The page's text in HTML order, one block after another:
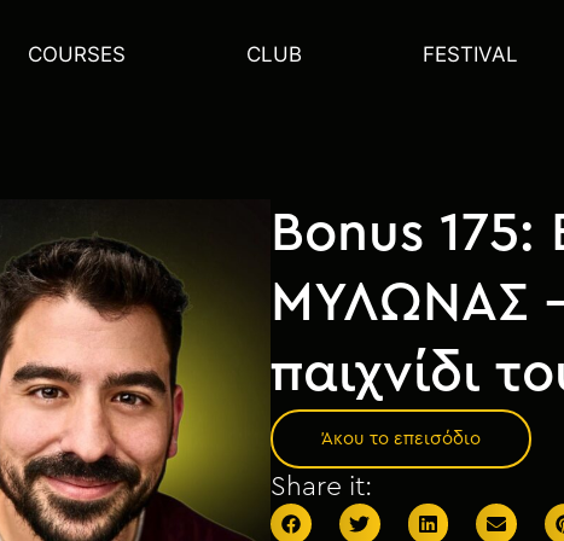
COURSES CLUB FESTIVAL
Bonus
ΜΥΛΩΝΑΣ
παιχνίδι
Άκου το επεισόδιο
Share it: